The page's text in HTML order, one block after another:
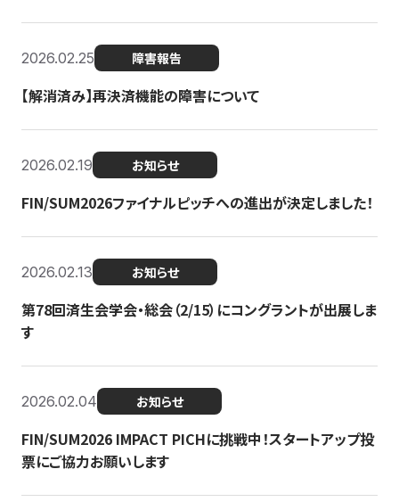
2026.02.25 障害報告
【解消済み】再決済機能の障害について
2026.02.19 お知らせ
FIN/SUM2026ファイナルピッチへの進出が決定しました！
2026.02.13 お知らせ
第78回済生会学会・総会（2/15）にコングラントが出展しま
す
2026.02.04 お知らせ
FIN/SUM2026 IMPACT PICHに挑戦中！スタートアップ投
票にご協力お願いします